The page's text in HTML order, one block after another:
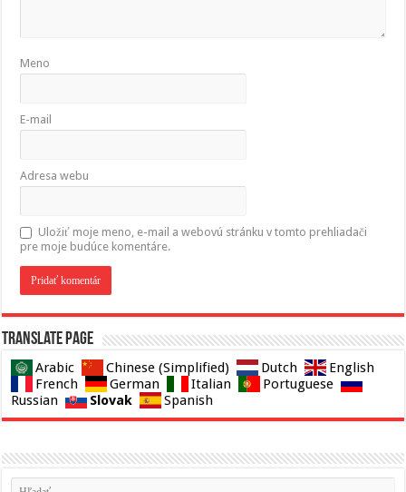
Meno
E-mail
Adresa webu
Uložiť moje meno, e-mail a webovú stránku v tomto prehliadači
pre moje budúce komentáre.
Translate page
Arabic Chinese (Simplified) Dutch
English
French
German Italian
Portuguese
Russian
Slovak Spanish